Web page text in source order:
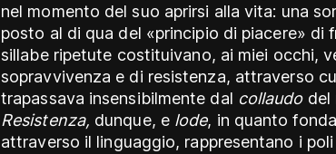
nel momento del suo aprirsi alla vita: una
posto al di qua del «principio di piacere» di
sillabe ripetute costituivano, ai miei occhi,
sopravvivenza e di resistenza, attraverso
trapassava insensibilmente dal collaudodel
Resistenza, dunque, e lode, in quanto
attraverso il linguaggio, rappresentano i